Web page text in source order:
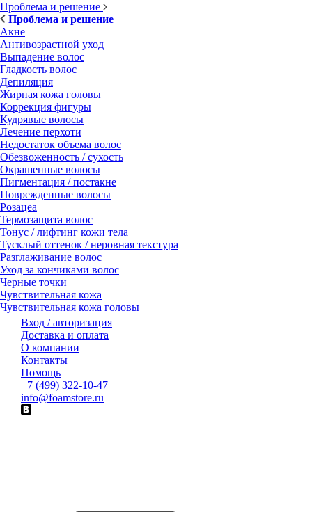
Проблема и решение
Проблема и решение
Акне
Антивозрастной уход
Выпадение волос
Гладкость волос
Депиляция
Жирная кожа головы
Коррекция фигуры
Кудрявые волосы
Лечение перхоти
Недостаток объема волос
Обезвоженность / сухость
Окрашенные волосы
Пигментация / постакне
Поврежденные волосы
Розацеа
Термозащита волос
Тонус / лифтинг кожи тела
Тусклый оттенок / неровная текстура
Разглаживание волос
Уход за кончиками волос
Черные точки
Чувствительная кожа
Чувствительная кожа головы
Вход / авторизация
Доставка и оплата
О компании
Контакты
Помощь
+7 (499) 322-10-47
info@foamstore.ru